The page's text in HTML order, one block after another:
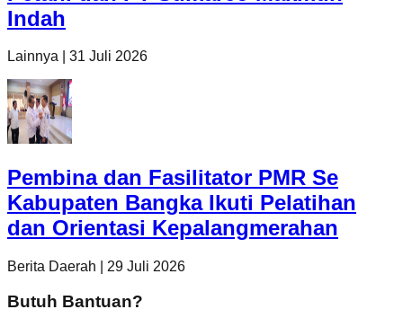
Indah
Lainnya 31 Juli 2026
Pembina dan Fasilitator PMR Se
Kabupaten Bangka Ikuti Pelatihan
dan Orientasi Kepalangmerahan
Berita Daerah 29 Juli 2026
Butuh Bantuan?